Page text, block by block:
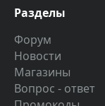
Разделы
Форум
Новости
Магазины
Вопрос - ответ